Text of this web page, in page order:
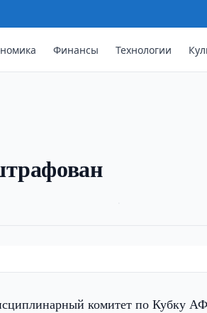
Финансы Технологии
комитет по Кубку